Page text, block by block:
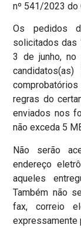
nº 541/2023 do
Os pedidos
solicitados das
3 de junho, no
regras do
enviados nos
não exceda 5
Não serão
endereço
aqueles
Também não
fax, correio
expressamente